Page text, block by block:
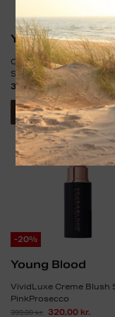
Young Blood
Contour Stick, Sculpt
Sun-Kissed
375,00kr.
Læg i kurv
-20%
Young Blood
VividLuxe Creme Blush
PinkProsecco
399,00kr. 320,00 kr.